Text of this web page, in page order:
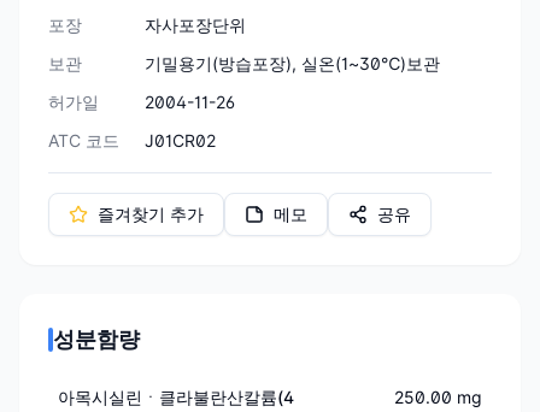
포장
자사포장단위
보관
기밀용기(방습포장), 실온(1~30℃)보관
허가일
2004-11-26
ATC 코드
J01CR02
즐겨찾기 추가 메모 공유
성분함량
아목시실린ㆍ클라불란산칼륨(4 250.00 mg